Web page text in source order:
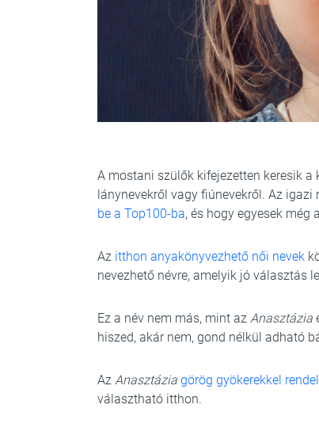
A mostani szülők kifejezetten keresik
lánynevekről vagy fiúnevekről. Az
be a Top100-ba, és hogy egyesek még
Az itthon anyakönyvezhető női nevek
nevezhető névre, amelyik jó választás
Ez a név nem más, mint az Anasztázia
hiszed, akár nem, gond nélkül adható
Az Anasztázia görög gyökerekkel
választható itthon.